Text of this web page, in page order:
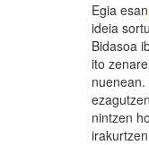
Egia
ideia
Bidasoa
ito
nintzen